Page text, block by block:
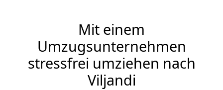
Mit einem
Umzugsunternehmen
stressfrei umziehen nach
Viljandi